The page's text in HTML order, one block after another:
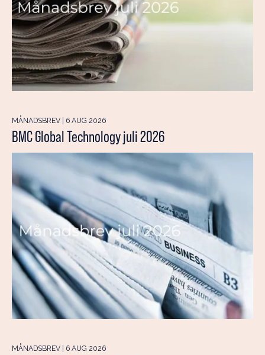
MÅNADSBREV | 6 AUG 2026
BMC Global Technology juli 2026
MÅNADSBREV | 6 AUG 2026